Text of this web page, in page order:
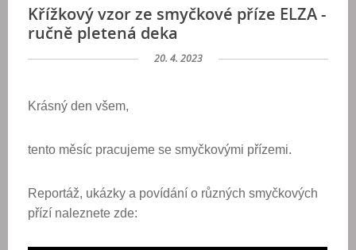
Křížkový vzor ze smyčkové příze ELZA -
ručně pletená deka
20. 4. 2023
Krásný den všem,
tento měsíc pracujeme se smyčkovými přízemi.
Reportáž, ukázky a povídání o různých smyčkových
přízí naleznete zde: